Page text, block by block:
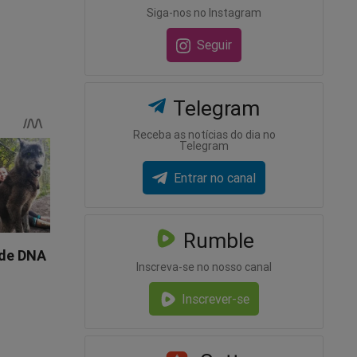
mil
de
Siga-nos no Instagram
Seguir
Telegram
Receba as notícias do dia no
Telegram
Entrar no canal
Rumble
Inscreva-se no nosso canal
Inscrever-se